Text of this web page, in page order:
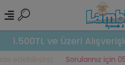
1.500TL ve Üzeri
edebilirsiniz Sorularınız için